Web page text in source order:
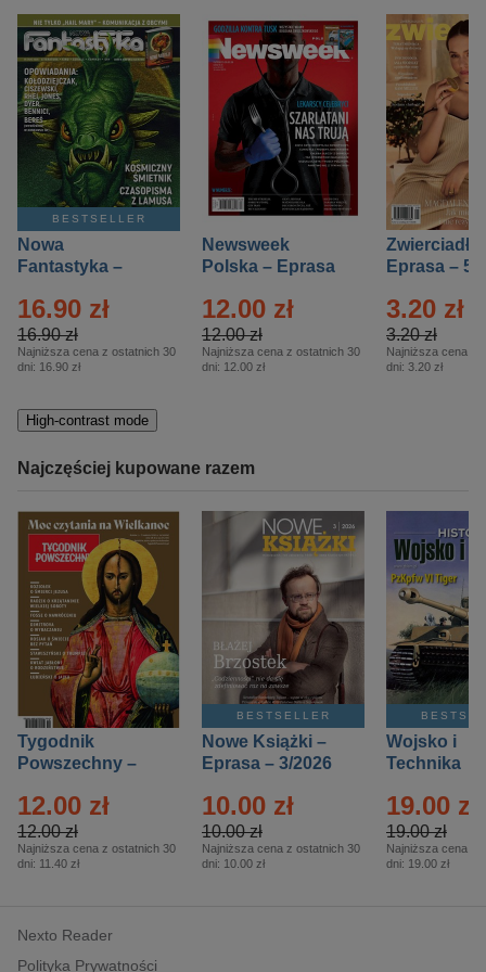
BESTSELLER
Nowa
Fantastyka –
16.90 zł
16.90 zł
Najniższa cena z ostatnich 30
dni: 16.90 zł
Newsweek
Polska – Eprasa
12.00 zł
12.00 zł
Najniższa cena z ostatnich 30
dni: 12.00 zł
Zwierciadło
Eprasa – 5/
3.20 zł
3.20 zł
Najniższa cena z
dni: 3.20 zł
High-contrast mode
Najczęściej kupowane razem
Tygodnik
Powszechny –
12.00 zł
12.00 zł
Najniższa cena z ostatnich 30
dni: 11.40 zł
BESTSELLER
Nowe Książki –
Eprasa – 3/2026
10.00 zł
10.00 zł
Najniższa cena z ostatnich 30
dni: 10.00 zł
Wojsko i
Technika
– 2/2026
19.00 zł
19.00 zł
Najniższa cena z
dni: 19.00 zł
Nexto Reader
Polityka Prywatności